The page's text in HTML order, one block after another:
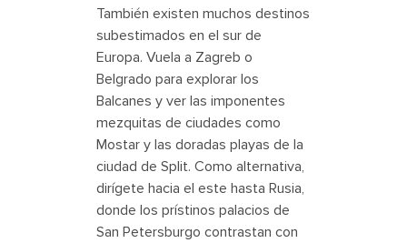
También existen muchos destinos
subestimados en el sur de
Europa. Vuela a Zagreb o
Belgrado para explorar los
Balcanes y ver las imponentes
mezquitas de ciudades como
Mostar y las doradas playas de la
ciudad de Split. Como alternativa,
dirígete hacia el este hasta Rusia,
donde los prístinos palacios de
San Petersburgo contrastan con